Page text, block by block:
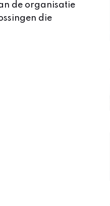
de organisatie
die